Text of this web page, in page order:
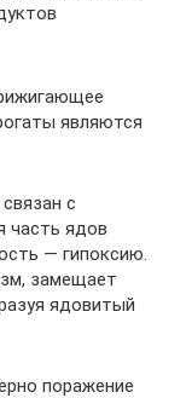
являются
с
часть ядов
— гипоксию.
замещает
ядовитый
поражение